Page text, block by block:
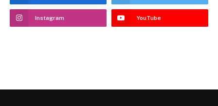
Instagram YouTube